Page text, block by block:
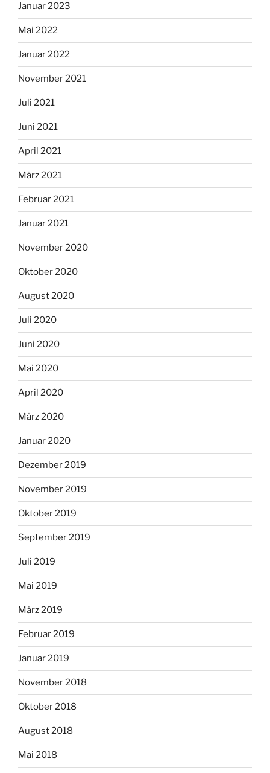
Januar 2023
Mai 2022
Januar 2022
November 2021
Juli 2021
Juni 2021
April 2021
März 2021
Februar 2021
Januar 2021
November 2020
Oktober 2020
August 2020
Juli 2020
Juni 2020
Mai 2020
April 2020
März 2020
Januar 2020
Dezember 2019
November 2019
Oktober 2019
September 2019
Juli 2019
Mai 2019
März 2019
Februar 2019
Januar 2019
November 2018
Oktober 2018
August 2018
Mai 2018